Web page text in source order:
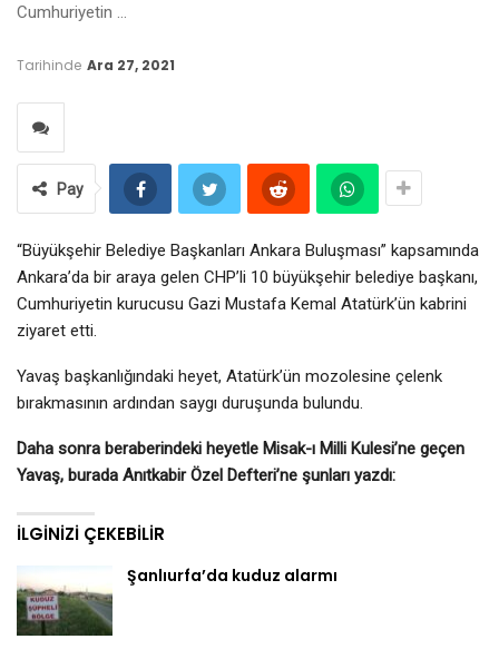
Cumhuriyetin …
Tarihinde Ara 27, 2021
Pay
“Büyükşehir Belediye Başkanları Ankara Buluşması” kapsamında
Ankara’da bir araya gelen CHP’li 10 büyükşehir belediye başkanı,
Cumhuriyetin kurucusu Gazi Mustafa Kemal Atatürk’ün kabrini
ziyaret etti.
Yavaş başkanlığındaki heyet, Atatürk’ün mozolesine çelenk
bırakmasının ardından saygı duruşunda bulundu.
Daha sonra beraberindeki heyetle Misak-ı Milli Kulesi’ne geçen
Yavaş, burada Anıtkabir Özel Defteri’ne şunları yazdı:
İLGINIZI ÇEKEBILIR
Şanlıurfa’da kuduz alarmı